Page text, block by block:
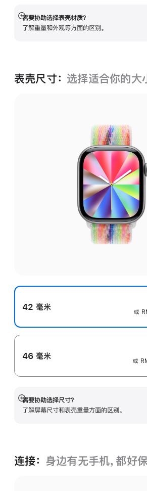
需要协助选择表壳材质？
了解重量和外观等方面的区别。
展
开
表壳尺寸： 选择适合你的大
42 毫米
或
46 毫米
或
需要协助选择尺寸？
了解屏幕尺寸和表壳重量方面的区别。
展
开
连接： 身边有无手机，都好